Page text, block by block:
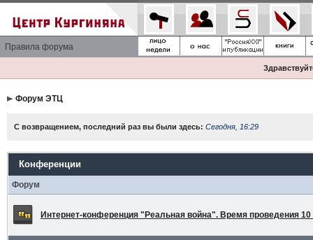
Правила форума
Форум ЭТЦ
С возвращением, последний раз вы были здесь: Сегодня, 16:29
Конференции
Форум
Интернет-конференция "Реальная война". Время проведения 10